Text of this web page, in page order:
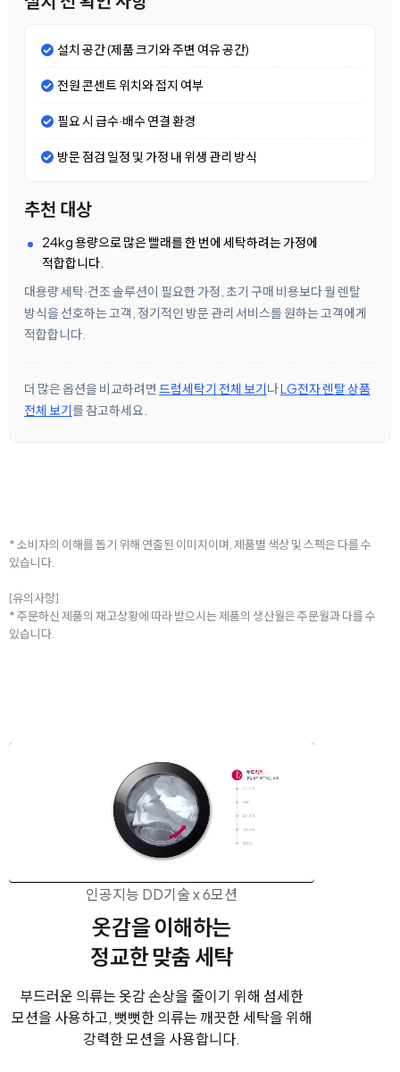
설치 공간 (제품 크기와 주변 여유 공간)
전원 콘센트 위치와 접지 여부
필요 시 급수·배수 연결 환경
방문 점검 일정 및 가정 내 위생 관리 방식
추천 대상
24kg 용량으로 많은 빨래를 한 번에 세탁하려는 가정에
적합합니다.
대용량 세탁·건조 솔루션이 필요한 가정, 초기 구매 비용보다 월 렌탈
방식을 선호하는 고객, 정기적인 방문 관리 서비스를 원하는 고객에게
적합합니다.
더 많은 옵션을 비교하려면 드럼세탁기 전체 보기나LG전자 렌탈 상품
전체 보기를 참고하세요.
* 소비자의 이해를 돕기 위해 연출된 이미지이며, 제품별 색상 및 스펙은 다를 수
있습니다.
[유의사항]
* 주문하신 제품의 재고상황에 따라 받으시는 제품의 생산월은 주문월과 다를 수
있습니다.
인공지능 DD기술 x 6모션
옷감을 이해하는
정교한 맞춤 세탁
부드러운 의류는 옷감 손상을 줄이기 위해섬세한
모션을 사용하고, 뻣뻣한 의류는 깨끗한 세탁을 위해
강력한모션을 사용합니다.